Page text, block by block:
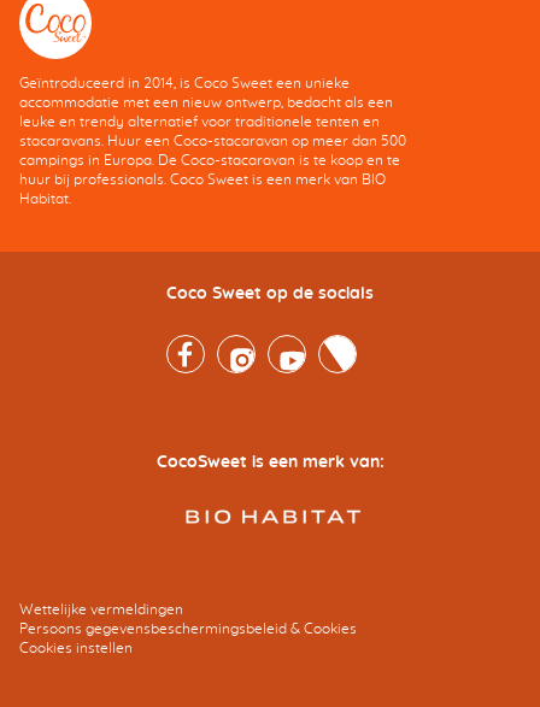
Geïntroduceerd in 2014, is Coco Sweet een unieke
accommodatie met een nieuw ontwerp, bedacht als een
leuke en trendy alternatief voor traditionele tenten en
stacaravans. Huur een Coco-stacaravan op meer dan 500
campings in Europa. De Coco-stacaravan is te koop en te
huur bij professionals. Coco Sweet is een merk van BIO
Habitat.
Coco Sweet op de socials
FacebookInstagramYoutubeTwitter
CocoSweet is een merk van:
Wettelijke vermeldingen
Persoons gegevensbeschermingsbeleid & Cookies
Cookies instellen